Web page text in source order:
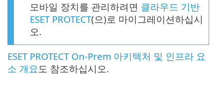
모바일 장치를 관리하려면 클라우드 기반
ESET PROTECT(으)로 마이그레이션하십시
오.
ESET PROTECT On-Prem 아키텍처 및 인프라 요
소 개요도 참조하십시오.